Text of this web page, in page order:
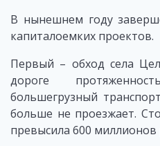
В нынешнем году
капиталоемких проектов.
Первый – обход села
дороге
большегрузный
больше не проезжает.
превысила 600 миллионов